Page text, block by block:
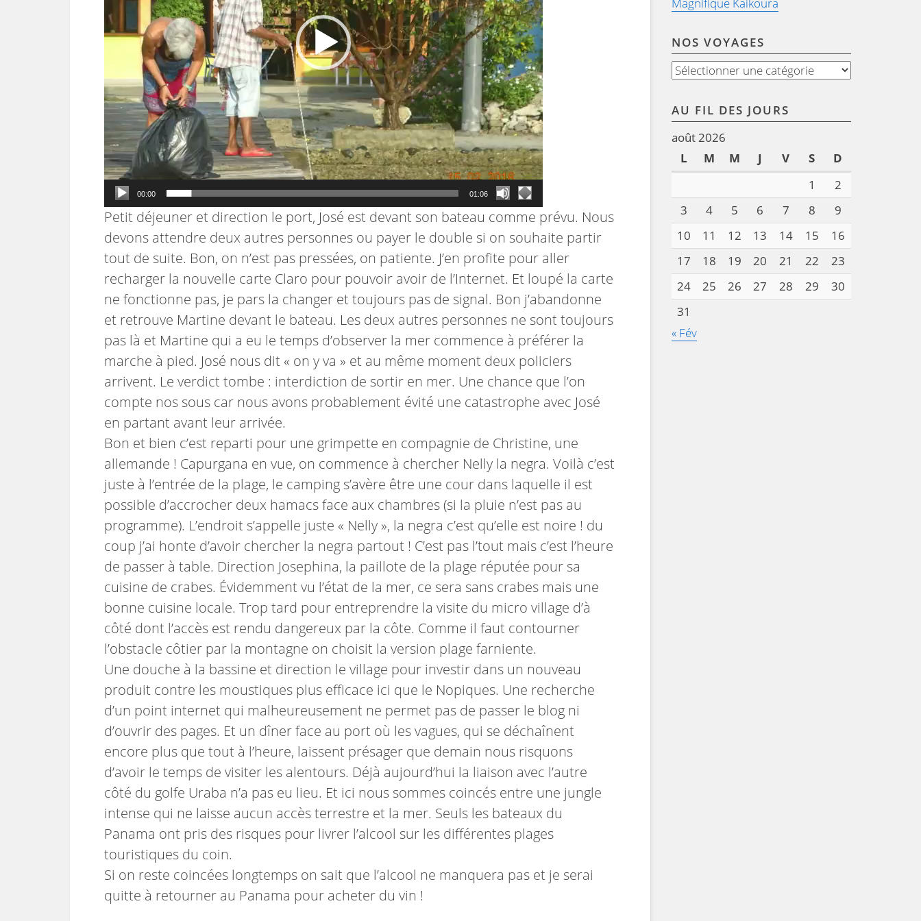
00:00 01:06
Petit déjeuner et direction le port, José est devant son bateau comme prévu. Nous
devons attendre deux autres personnes ou payer le double si on souhaite partir
tout de suite. Bon, on n’est pas pressées, on patiente. J’en profite pour aller
recharger la nouvelle carte Claro pour pouvoir avoir de l’Internet. Et loupé la carte
ne fonctionne pas, je pars la changer et toujours pas de signal. Bon j’abandonne
et retrouve Martine devant le bateau. Les deux autres personnes ne sont toujours
pas là et Martine qui a eu le temps d’observer la mer commence à préférer la
marche à pied. José nous dit « on y va » et au même moment deux policiers
arrivent. Le verdict tombe : interdiction de sortir en mer. Une chance que l’on
compte nos sous car nous avons probablement évité une catastrophe avec José
en partant avant leur arrivée.
Bon et bien c’est reparti pour une grimpette en compagnie de Christine, une
allemande ! Capurgana en vue, on commence à chercher Nelly la negra. Voilà c’est
juste à l’entrée de la plage, le camping s’avère être une cour dans laquelle il est
possible d’accrocher deux hamacs face aux chambres (si la pluie n’est pas au
programme). L’endroit s’appelle juste « Nelly », la negra c’est qu’elle est noire ! du
coup j’ai honte d’avoir chercher la negra partout ! C’est pas l’tout mais c’est l’heure
de passer à table. Direction Josephina, la paillote de la plage réputée pour sa
cuisine de crabes. Évidemment vu l’état de la mer, ce sera sans crabes mais une
bonne cuisine locale. Trop tard pour entreprendre la visite du micro village d’à
côté dont l’accès est rendu dangereux par la côte. Comme il faut contourner
l’obstacle côtier par la montagne on choisit la version plage farniente.
Une douche à la bassine et direction le village pour investir dans un nouveau
produit contre les moustiques plus efficace ici que le Nopiques. Une recherche
d’un point internet qui malheureusement ne permet pas de passer le blog ni
d’ouvrir des pages. Et un dîner face au port où les vagues, qui se déchaînent
encore plus que tout à l’heure, laissent présager que demain nous risquons
d’avoir le temps de visiter les alentours. Déjà aujourd’hui la liaison avec l’autre
côté du golfe Uraba n’a pas eu lieu. Et ici nous sommes coincés entre une jungle
intense qui ne laisse aucun accès terrestre et la mer. Seuls les bateaux du
Panama ont pris des risques pour livrer l’alcool sur les différentes plages
touristiques du coin.
Si on reste coincées longtemps on sait que l’alcool ne manquera pas et je serai
quitte à retourner au Panama pour acheter du vin !
NOS VOYAGES
Nos
AU FIL DES JOURS
août 2026
L
M M J V S
D
1
2
3
4 5 6 7 8
9
10
11 12 13 14 15
16
17
18 19 20 21 22
23
24
25 26 27 28 29
30
31
« Fév